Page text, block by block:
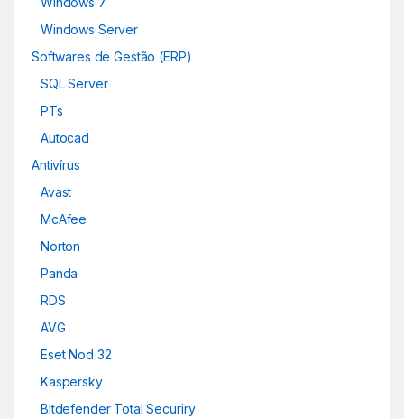
Windows Server
Softwares de Gestão (ERP)
SQL Server
PTs
Autocad
Antivírus
Avast
McAfee
Norton
Panda
RDS
AVG
Eset Nod 32
Kaspersky
Bitdefender Total Securiry